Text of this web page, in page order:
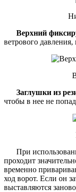
Верхний
ветрового давления,
Заглушки из
чтобы в нее не
При
проходит
временно
ход ворот. Если он
выставляются